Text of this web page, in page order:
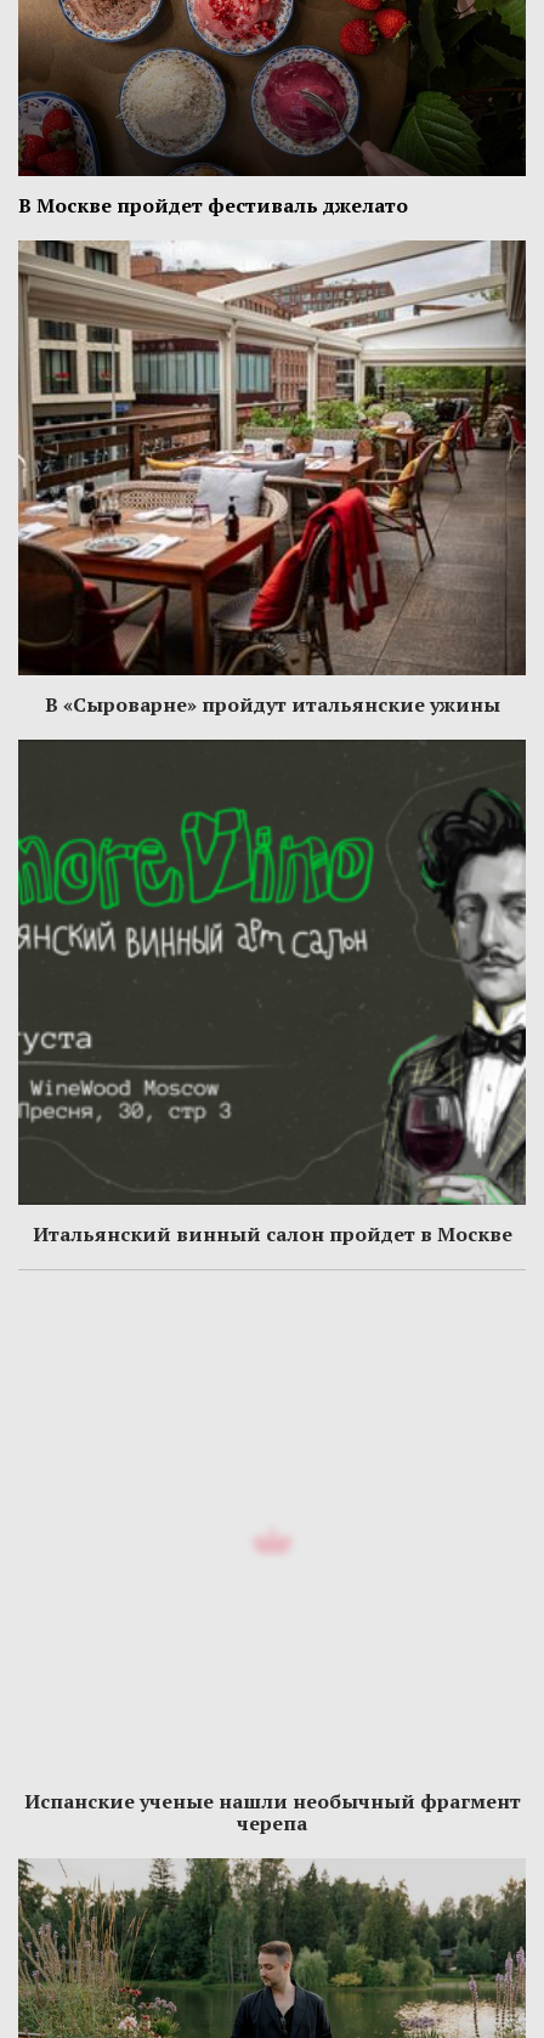
В Москве пройдет фестиваль джелато
В «Сыроварне» пройдут итальянские ужины
Итальянский винный салон пройдет в Москве
Испанские ученые нашли необычный фрагмент
черепа